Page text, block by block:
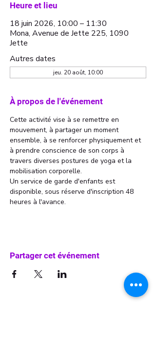
Heure et lieu
18 juin 2026, 10:00 – 11:30
Mona, Avenue de Jette 225, 1090
Jette
Autres dates
jeu. 20 août, 10:00
À propos de l'événement
Cette activité vise à se remettre en
mouvement, à partager un moment
ensemble, à se renforcer physiquement et
à prendre conscience de son corps à
travers diverses postures de yoga et la
mobilisation corporelle.
Un service de garde d'enfants est
disponible, sous réserve d'inscription 48
heures à l'avance.
Partager cet événement